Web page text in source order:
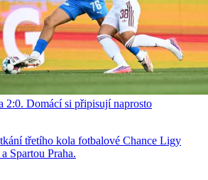
2:0. Domácí si připisují naprosto
třetího kola fotbalové Chance Ligy
Spartou Praha.